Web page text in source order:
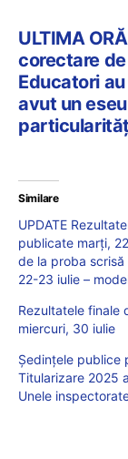
ULTIMA
corectare
Educatori
avut un
Similare
UPDATE
publicate marți,
de la proba
22-23 iulie –
Rezultatele finale
miercuri, 30 iulie
Ședințele publice
Titularizare 2025
Unele